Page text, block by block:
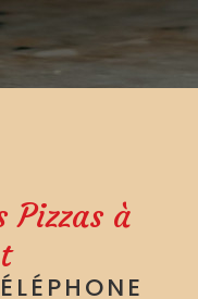
Pizzas à